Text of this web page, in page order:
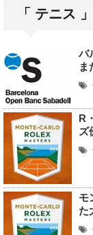
「 テニス
バ
ま
R
ズ
モ
た